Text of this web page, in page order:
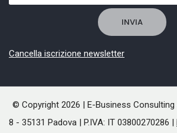
Cancella iscrizione newsletter
© Copyright 2026 | E-Business
8 - 35131 Padova | P.IVA: IT 03800270286 |